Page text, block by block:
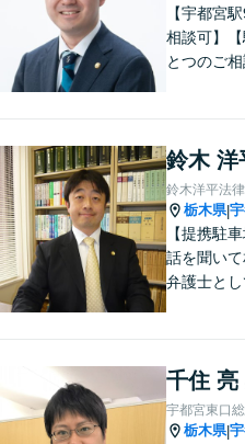
【宇都宮
相談可】
とつのご
も構いませ
にご相談く
鈴木 洋
鈴木洋平法
栃木県|
【提携駐
話を聞いて
弁護士とし
千住 亮
宇都宮東口
栃木県|